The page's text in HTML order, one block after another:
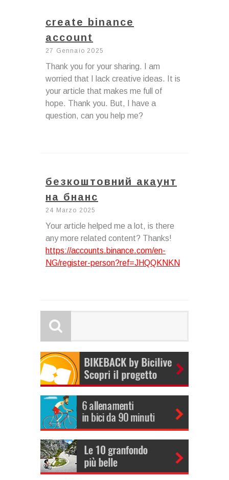
create binance
account
27 Gennaio 2025
Thank you for your sharing. I am
worried that I lack creative ideas. It is
your article that makes me full of
hope. Thank you. But, I have a
question, can you help me?
безкоштовний акаунт
на бнанс
24 Marzo 2025
Your article helped me a lot, is there
any more related content? Thanks!
https://accounts.binance.com/en-
NG/register-person?ref=JHQQKNKN